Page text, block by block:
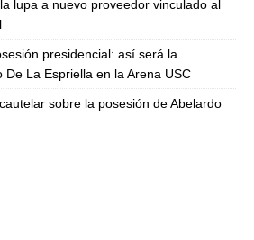
lupa a nuevo proveedor vinculado al
presidencial: así será la
De La Espriella en la Arena USC
sobre la posesión de Abelardo